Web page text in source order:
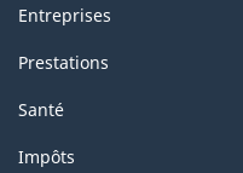
Entreprises
Prestations
Santé
Impôts